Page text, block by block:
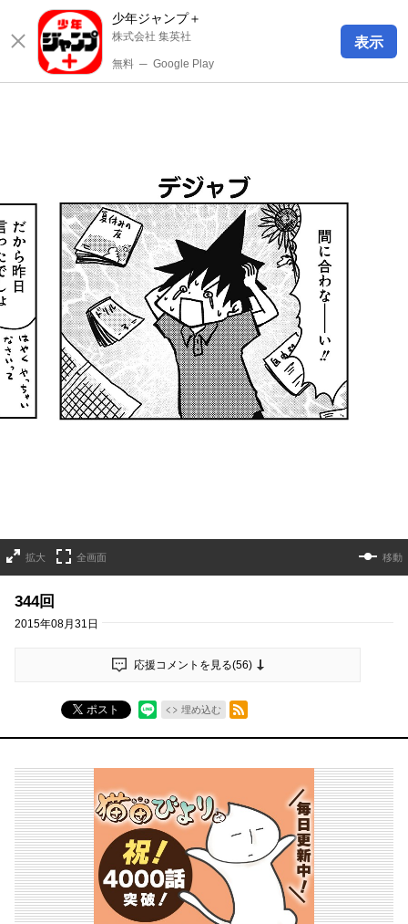
少年ジャンプ＋
株式会社 集英社
無料 ─ Google Play
表示
拡大 全画面 移動
344回
2015年08月31日
応援コメントを見る(56)
ポスト 埋め込む
RSSフィード